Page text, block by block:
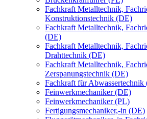
Fachkraft Metalltechnik,
Konstruktionstechnik (DE)
Fachkraft Metalltechnik,
(DE)
Fachkraft Metalltechnik,
Drahttechnik (DE)
Fachkraft Metalltechnik,
Zerspanungstechnik (DE)
Fachkraft für Abwassertechnik
Feinwerkmechaniker (DE)
Feinwerkmechaniker (PL)
Fertigungsmechaniker,-in (DE)